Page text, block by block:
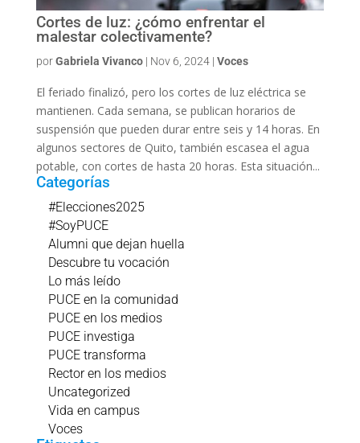
Cortes de luz: ¿cómo enfrentar el
malestar colectivamente?
porGabriela Vivanco| Nov 6, 2024| Voces
El feriado finalizó, pero los cortes de luz eléctrica se
mantienen. Cada semana, se publican horarios de
suspensión que pueden durar entre seis y 14 horas. En
algunos sectores de Quito, también escasea el agua
potable, con cortes de hasta 20 horas. Esta situación...
Categorías
#Elecciones2025
#SoyPUCE
Alumni que dejan huella
Descubre tu vocación
Lo más leído
PUCE en la comunidad
PUCE en los medios
PUCE investiga
PUCE transforma
Rector en los medios
Uncategorized
Vida en campus
Voces